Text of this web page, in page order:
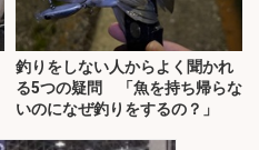
釣りをしない人からよく聞かれ
る5つの疑問 「魚を持ち帰らな
いのになぜ釣りをするの？」